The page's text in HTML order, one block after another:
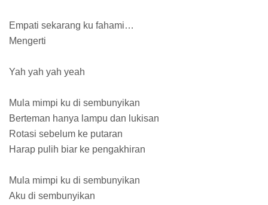
Empati sekarang ku fahami…
Mengerti
Yah yah yah yeah
Mula mimpi ku di sembunyikan
Berteman hanya lampu dan lukisan
Rotasi sebelum ke putaran
Harap pulih biar ke pengakhiran
Mula mimpi ku di sembunyikan
Aku di sembunyikan